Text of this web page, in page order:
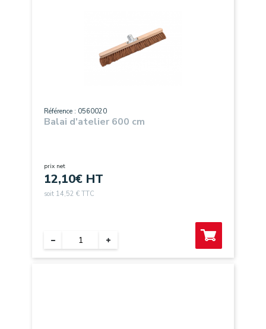
Référence : 0560020
Balai d'atelier 600 cm
prix net
12,10€ HT
soit 14,52 € TTC